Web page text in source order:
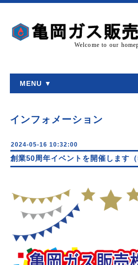
Welcome to our
MENU ▼
インフォメーション
2024-05-16 10:32:00
創業50周年イベントを開催します（